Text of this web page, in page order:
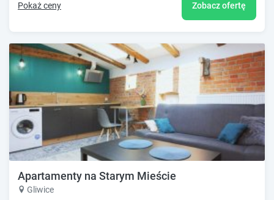
Pokaż ceny Zobacz ofertę
Apartamenty na Starym Mieście
Gliwice